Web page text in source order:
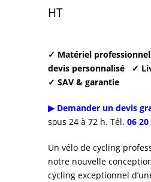
1
Le
actuel
est :
1
350,00 €.
HT
✓ Matériel professionnel
devis personnalisé
✓
✓ SAV & garantie
▶ Demander un devis
sous 24 à 72 h. Tél. 06 20
Un vélo de cycling
notre nouvelle
cycling exceptionnel